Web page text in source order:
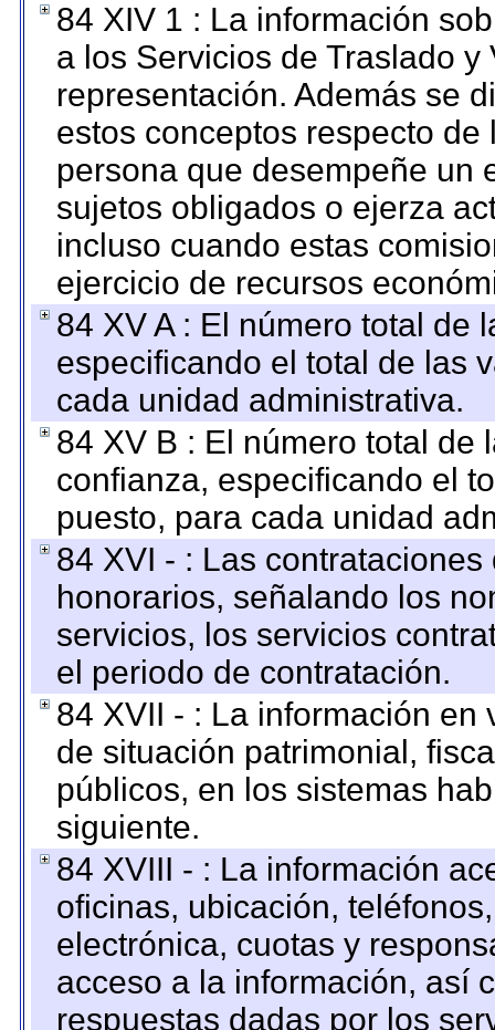
84 XIV 1 : La información
a los Servicios de Traslado
representación. Además se
estos conceptos respecto
persona que desempeñe un
sujetos obligados o ejerza
incluso cuando estas
ejercicio de recursos
84 XV A : El número total de
especificando el total de las
cada unidad administrativa.
84 XV B : El número total de
confianza, especificando el
puesto, para cada unidad
84 XVI - : Las
honorarios, señalando los
servicios, los servicios
el periodo de contratación.
84 XVII - : La información
de situación patrimonial,
públicos, en los sistemas
siguiente.
84 XVIII - : La información
oficinas, ubicación,
electrónica, cuotas y
acceso a la información, así
respuestas dadas por los